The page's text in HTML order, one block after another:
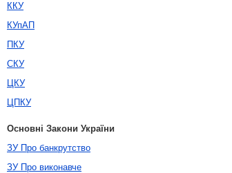
ККУ
КУпАП
ПКУ
СКУ
ЦКУ
ЦПКУ
Основні Закони України
ЗУ Про банкрутство
ЗУ Про виконавче